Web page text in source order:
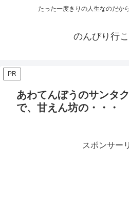
たった一度きりの人生なのだか
のんびり行こ
PR
あわてんぼうのサンタ
で、甘えん坊の・・・
スポンサー